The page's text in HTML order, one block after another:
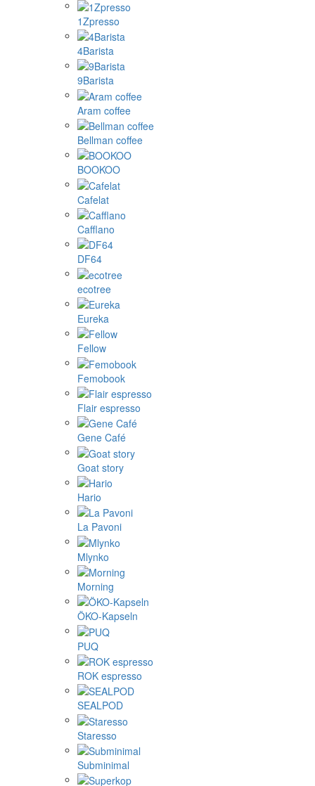
1Zpresso
4Barista
9Barista
Aram coffee
Bellman coffee
BOOKOO
Cafelat
Cafflano
DF64
ecotree
Eureka
Fellow
Femobook
Flair espresso
Gene Café
Goat story
Hario
La Pavoni
Mlynko
Morning
ÖKO-Kapseln
PUQ
ROK espresso
SEALPOD
Staresso
Subminimal